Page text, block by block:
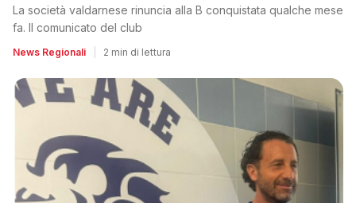
La società valdarnese rinuncia alla B conquistata qualche mese
fa. Il comunicato del club
News Regionali 2 min di lettura